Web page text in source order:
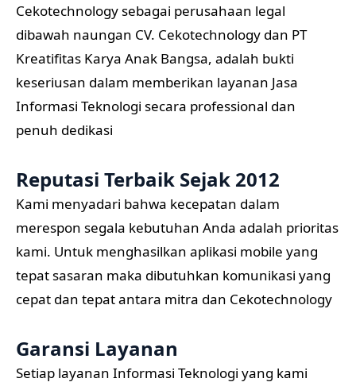
Cekotechnology sebagai perusahaan legal
dibawah naungan CV. Cekotechnology dan PT
Kreatifitas Karya Anak Bangsa, adalah bukti
keseriusan dalam memberikan layanan Jasa
Informasi Teknologi secara professional dan
penuh dedikasi
Reputasi Terbaik Sejak 2012
Kami menyadari bahwa kecepatan dalam
merespon segala kebutuhan Anda adalah prioritas
kami. Untuk menghasilkan aplikasi mobile yang
tepat sasaran maka dibutuhkan komunikasi yang
cepat dan tepat antara mitra dan Cekotechnology
Garansi Layanan
Setiap layanan Informasi Teknologi yang kami